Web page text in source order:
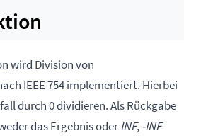
wird Division von
IEEE 754 implementiert. Hierbei
durch 0 dividieren. Als Rückgabe
das Ergebnis oderINF,-INF